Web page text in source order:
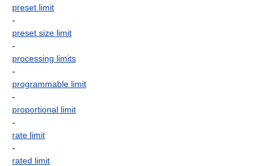
preset limit
-
preset size limit
-
processing limits
-
programmable limit
-
proportional limit
-
rate limit
-
rated limit